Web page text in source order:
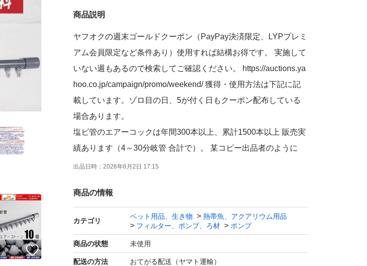
商品説明
ヤフオクの週末ゴールドクーポン（PayPay決済限定、LYPプレミ
アム会員限定など条件あり）使用すれば結構お得です。 実施して
いない週もあるので検索してご確認ください。 https://auctions.ya
hoo.co.jp/campaign/promo/weekend/ 獲得・使用方法は下記に記
載しています。ゾロ目の日、5が付く日もクーポン配布している
場合あります。
塩ビ管のエアーコックは年間300本以上、累計1500本以上 販売実
績あります（4～30分岐管 合計で）。 某コピー出品者のように
『如何なる理由でもクレームはお受けいたしません』という事は
10分岐管2個、キャップ1個、連結ジョイント1個付きです。 発送
時は連結しません。 ジョイントをキャップに変更可能です（10分
岐管2個として使えます）ので その際は落札後10分以内に取引メ
ッセージより変更依頼してください。
連結時の長さは端から端まで約63cmになります。
出品日時： 2026年6月2日 17:15
商品の情報
カテゴリ
ペット用品、生き物
熱帯魚、アクアリウム用品
フィルター、ポンプ、ろ材
ポンプ
商品の状態 未使用
配送の方法 おてがる配送（ヤマト運輸）
いいね！